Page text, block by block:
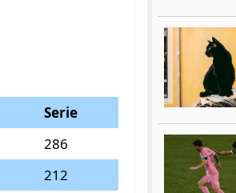
Serie
286
212